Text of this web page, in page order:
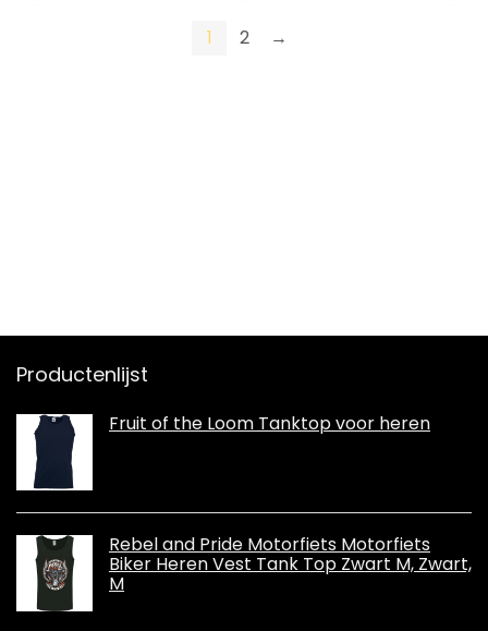
1 2 →
Productenlijst
Fruit of the Loom Tanktop voor heren
Rebel and Pride Motorfiets Motorfiets
Biker Heren Vest Tank Top Zwart M, Zwart,
M